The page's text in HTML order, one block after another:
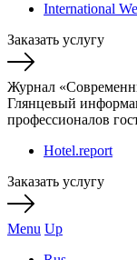
International
Заказать услугу
Журнал
Глянцевый
профессионалов
Hotel.report
Заказать услугу
Menu Up